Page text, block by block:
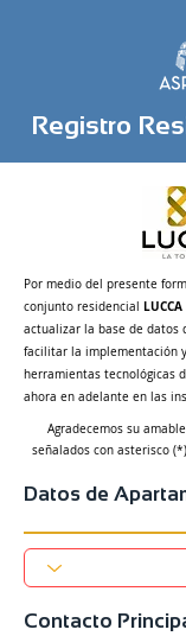
Registro
Por medio del presente
conjunto residencial
actualizar la base de datos
facilitar la implementación
herramientas tecnológicas
ahora en adelante en las
Agradecemos su
señalados con asterisco
Datos de
Contacto